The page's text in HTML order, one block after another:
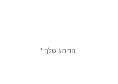
הדירוג שלך *